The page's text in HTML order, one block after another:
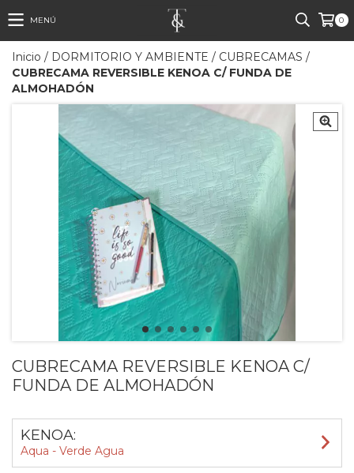
MENÚ 0
Inicio / DORMITORIO Y AMBIENTE / CUBRECAMAS /
CUBRECAMA REVERSIBLE KENOA C/ FUNDA DE
ALMOHADÓN
CUBRECAMA REVERSIBLE KENOA C/
FUNDA DE ALMOHADÓN
KENOA:
Aqua - Verde Agua